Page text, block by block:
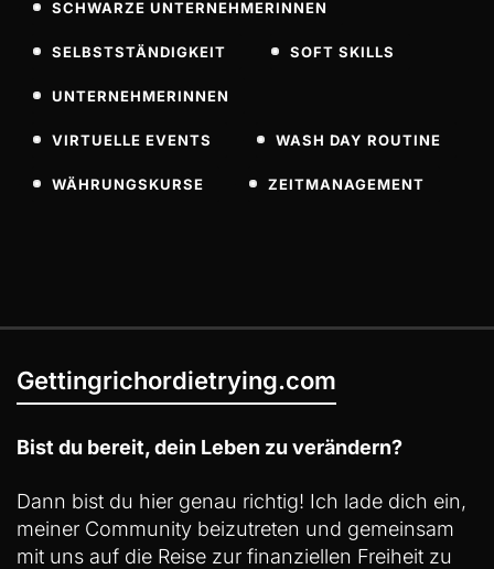
SCHWARZE UNTERNEHMERINNEN
SELBSTSTÄNDIGKEIT SOFT SKILLS
UNTERNEHMERINNEN
VIRTUELLE EVENTS WASH DAY ROUTINE
WÄHRUNGSKURSE ZEITMANAGEMENT
Gettingrichordietrying.com
Bist du bereit, dein Leben zu verändern?
Dann bist du hier genau richtig! Ich lade dich ein,
meiner Community beizutreten und gemeinsam
mit uns auf die Reise zur finanziellen Freiheit zu